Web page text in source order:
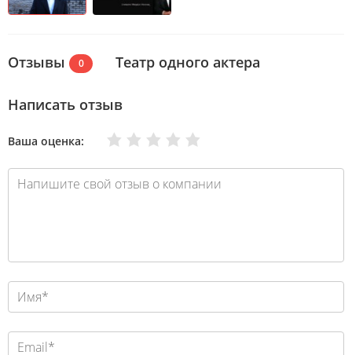
Отзывы 0 Театр одного актера
Написать отзыв
Ваша оценка: Отлично
Хорошо
Нормально
Плохо
Очень плохо